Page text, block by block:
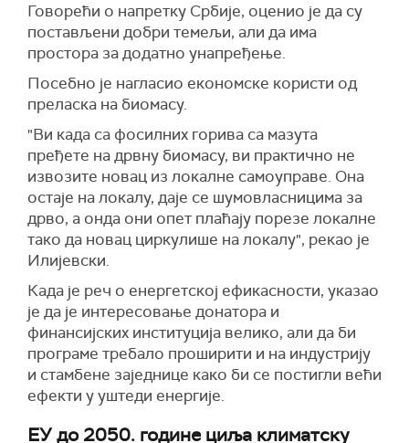
Говорећи о напретку Србије, оценио је да су
постављени добри темељи, али да има
простора за додатно унапређење.
Посебно је нагласио економске користи од
преласка на биомасу.
"Ви када са фосилних горива са мазута
пређете на дрвну биомасу, ви практично не
извозите новац из локалне самоуправе. Она
остаје на локалу, даје се шумовласницима за
дрво, а онда они опет плаћају порезе локалне
тако да новац циркулише на локалу", рекао је
Илијевски.
Када је реч о енергетској ефикасности, указао
је да је интересовање донатора и
финансијских институција велико, али да би
програме требало проширити и на индустрију
и стамбене заједнице како би се постигли већи
ефекти у уштеди енергије.
ЕУ до 2050. године циља климатску